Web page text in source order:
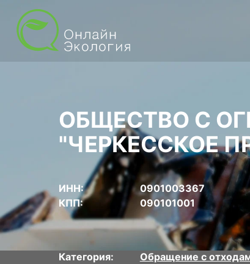
ОБЩЕСТВО С
"ЧЕРКЕССКОЕ
ИНН:
0901003367
КПП:
090101001
Категория: Обращение с